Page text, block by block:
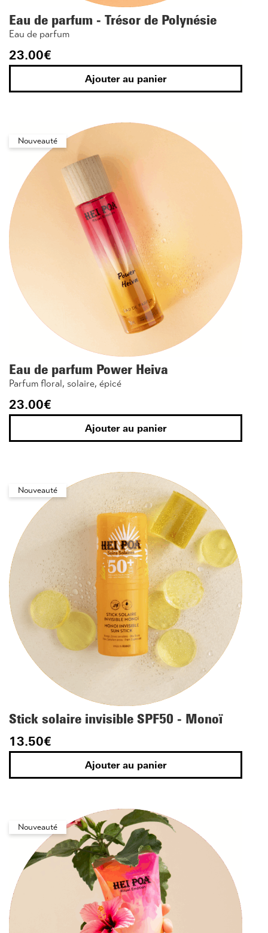
Eau de parfum - Trésor de Polynésie
Eau de parfum
23.00€
Ajouter au panier
Nouveauté
Eau de parfum Power Heiva
Parfum floral, solaire, épicé
23.00€
Ajouter au panier
Nouveauté
Stick solaire invisible SPF50 - Monoï
13.50€
Ajouter au panier
Nouveauté